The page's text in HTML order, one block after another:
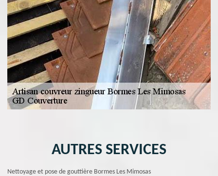
AUTRES SERVICES
Nettoyage et pose de gouttière Bormes Les Mimosas